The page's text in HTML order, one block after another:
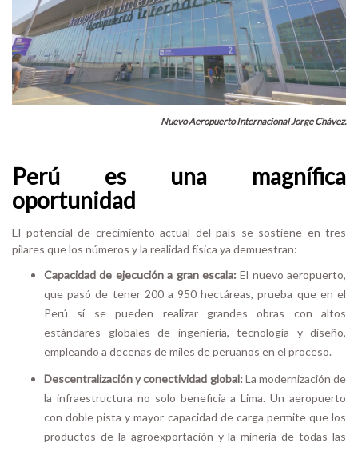
Nuevo Aeropuerto Internacional Jorge Chávez.
Perú es una magnífica
oportunidad
El potencial de crecimiento actual del país se sostiene en tres
pilares que los números y la realidad física ya demuestran:
Capacidad de ejecución a gran escala:El nuevo aeropuerto,
que pasó de tener 200 a 950 hectáreas, prueba que en el
Perú sí se pueden realizar grandes obras con altos
estándares globales de ingeniería, tecnología y diseño,
empleando a decenas de miles de peruanos en el proceso.
Descentralización y conectividad global: La modernización de
la infraestructura no solo beneficia a Lima. Un aeropuerto
con doble pista y mayor capacidad de carga permite que los
productos de la agroexportación y la minería de todas las